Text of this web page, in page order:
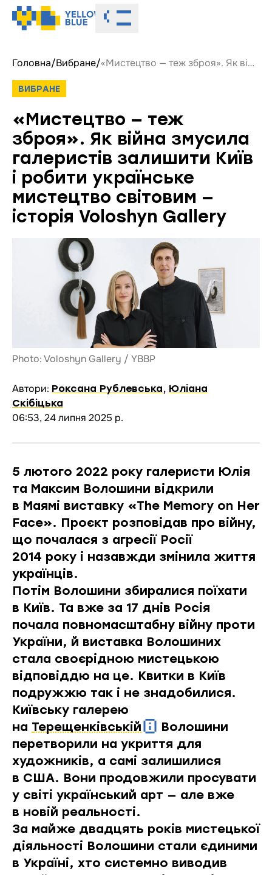
Toggle menu
Головна/Вибране/ «Мистецтво — теж зброя». Як війна змусила галеристів залишити Київ і робити українське мистецтво світовим — історія Voloshyn Gallery
ВИБРАНЕ
«Мистецтво — теж
зброя». Як війна змусила
галеристів залишити Київ
і робити українське
мистецтво світовим —
історія Voloshyn Gallery
Photo: Voloshyn Gallery / YBBP
Автори: Роксана Рублевська, Юліана
Скібіцька
06:53, 24 липня 2025 р.
5 лютого 2022 року галеристи Юлія
та Максим Волошини відкрили
в Маямі виставку «The Memory on Her
Face». Проєкт розповідав про війну,
що почалася з агресії Росії
2014 року і назавжди змінила життя
українців.
Потім Волошини збиралися поїхати
в Київ. Та вже за 17 днів Росія
почала повномасштабну війну проти
України, й виставка Волошиних
стала своєрідною мистецькою
відповіддю на це. Квитки в Київ
подружжю так і не знадобилися.
Київську галерею
на Терещенківській
Волошини
перетворили на укриття для
художників, а самі залишилися
в США. Вони продовжили просувати
у світі український арт — але вже
в новій реальності.
За майже двадцять років мистецької
діяльності Волошини стали єдиними
в Україні, хто системно виводив